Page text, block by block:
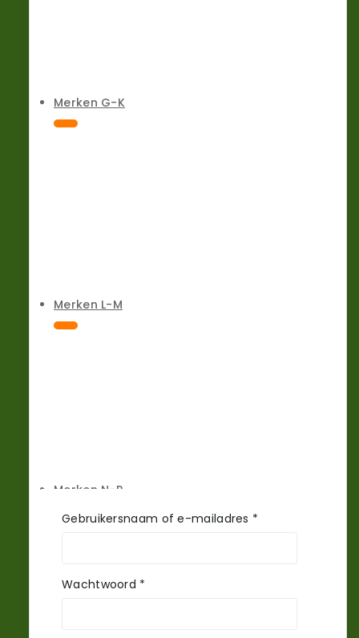
Merken G-K
Merken L-M
Merken N-P
Gebruikersnaam of e-mailadres *
Wachtwoord *